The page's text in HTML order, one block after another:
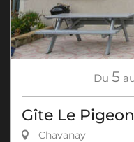
Du 5
Gîte Le
Chavanay